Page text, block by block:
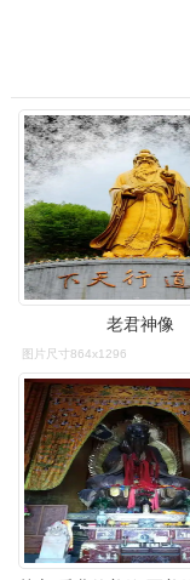
老君神像
图片尺寸864x1296